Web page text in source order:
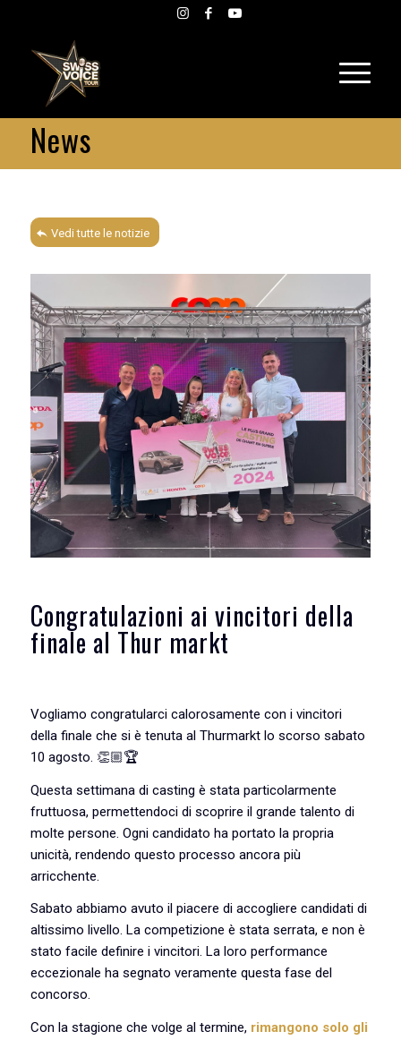
News
Vedi tutte le notizie
Congratulazioni ai vincitori della
finale al Thur markt
Vogliamo congratularci calorosamente con i vincitori
della finale che si è tenuta al Thurmarkt lo scorso sabato
10 agosto. 👏🏼🏆
Questa settimana di casting è stata particolarmente
fruttuosa, permettendoci di scoprire il grande talento di
molte persone. Ogni candidato ha portato la propria
unicità, rendendo questo processo ancora più
arricchente.
Sabato abbiamo avuto il piacere di accogliere candidati di
altissimo livello. La competizione è stata serrata, e non è
stato facile definire i vincitori. La loro performance
eccezionale ha segnato veramente questa fase del
concorso.
Con la stagione che volge al termine, rimangono solo gli